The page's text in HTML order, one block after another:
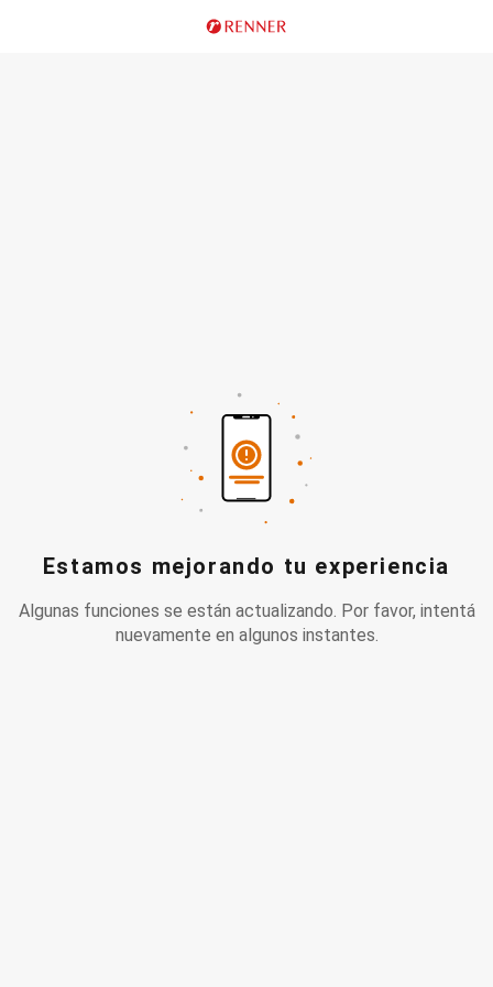
Estamos mejorando tu experiencia
Algunas funciones se están actualizando. Por favor, intentá
nuevamente en algunos instantes.